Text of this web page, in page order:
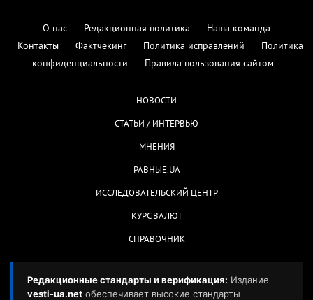
О нас Редакционная политика
Наша команда
Контакты
Фактчекинг Политика исправлений
Политика
конфиденциальности
Правила пользования сайтом
НОВОСТИ
СТАТЬИ / ИНТЕРВЬЮ
МНЕНИЯ
РАВНЫЕ.UA
ИССЛЕДОВАТЕЛЬСКИЙ ЦЕНТР
КУРС ВАЛЮТ
СПРАВОЧНИК
Редакционные стандарты и верификация: Издание
vesti-ua.net обеспечивает высокие стандарты